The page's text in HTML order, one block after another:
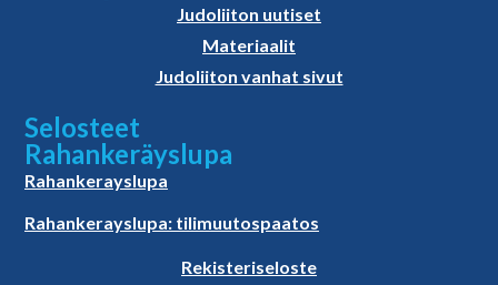
Judoliiton uutiset
Materiaalit
Judoliiton vanhat sivut
Selosteet
Rahankeräyslupa
Rahankerayslupa
Rahankerayslupa: tilimuutospaatos
Rekisteriseloste